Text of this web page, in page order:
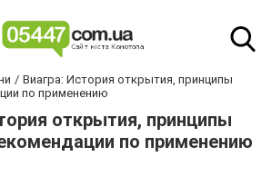
Виагра: История открытия, принципы
по применению
открытия, принципы
по применению